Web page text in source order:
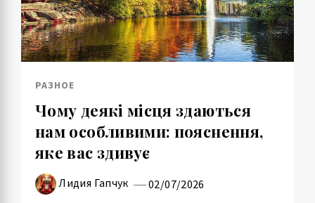
РАЗНОЕ
Чому деякі місця здаються
нам особливими: пояснення,
яке вас здивує
Лидия Гапчук 02/07/2026